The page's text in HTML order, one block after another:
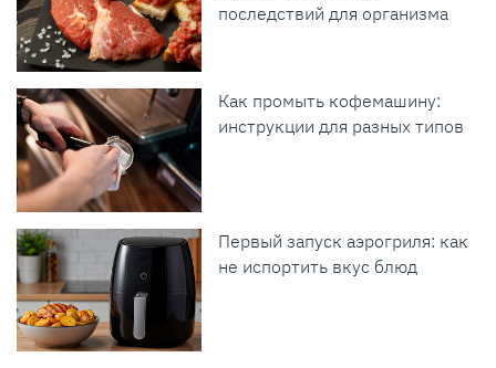
последствий для организма
Как промыть кофемашину:
инструкции для разных типов
Первый запуск аэрогриля: как
не испортить вкус блюд